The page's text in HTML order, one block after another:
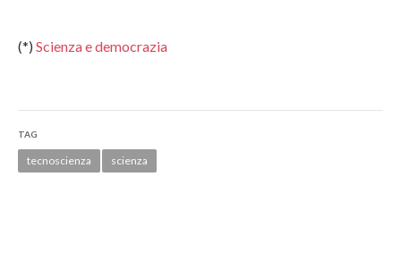
(*) Scienza e democrazia
TAG
tecnoscienza scienza